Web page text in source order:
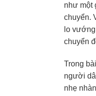
như một
chuyển.
lo
chuyển
Trong
người
nhẹ